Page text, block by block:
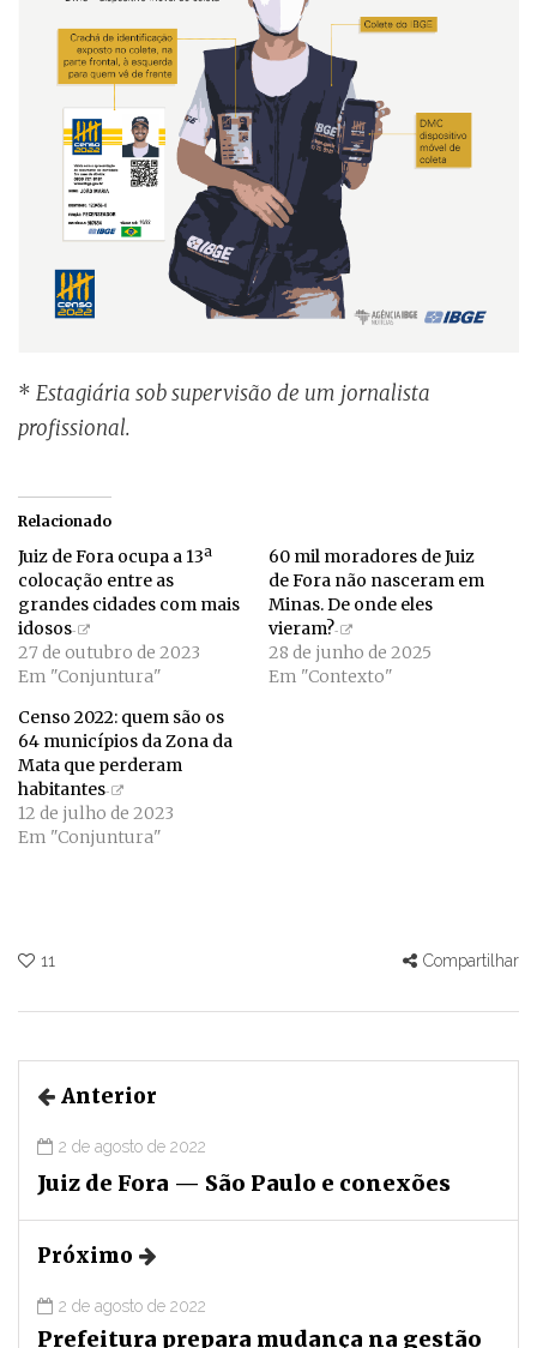
* Estagiária sob supervisão de um jornalista
profissional.
Relacionado
Juiz de Fora ocupa a 13ª
colocação entre as
grandes cidades com mais
idosos
27 de outubro de 2023
Em "Conjuntura"
60 mil moradores de Juiz
de Fora não nasceram em
Minas. De onde eles
vieram?
28 de junho de 2025
Em "Contexto"
Censo 2022: quem são os
64 municípios da Zona da
Mata que perderam
habitantes
12 de julho de 2023
Em "Conjuntura"
11 Compartilhar
Anterior
2 de agosto de 2022
Juiz de Fora — São Paulo e conexões
Próximo
2 de agosto de 2022
Prefeitura prepara mudança na gestão